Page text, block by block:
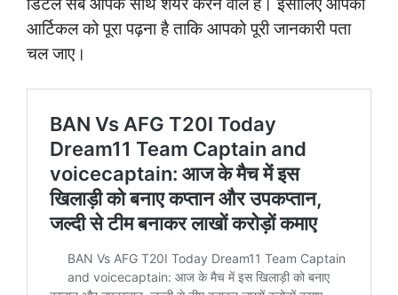
आर्टिकल को पूरा पढ़ना है ताकि आपको पूरी जानकारी पता
चल जाए।